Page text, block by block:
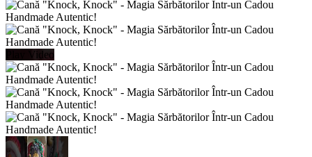
Play Video